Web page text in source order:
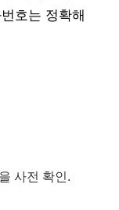
호는 정확해
사전 확인.